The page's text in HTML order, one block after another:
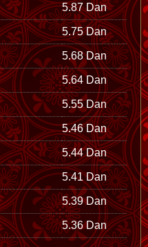
5.87 Dan
5.75 Dan
5.68 Dan
5.64 Dan
5.55 Dan
5.46 Dan
5.44 Dan
5.41 Dan
5.39 Dan
5.36 Dan